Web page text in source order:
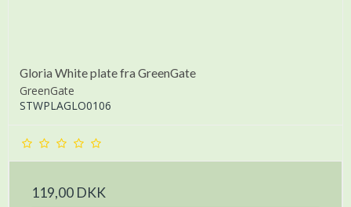
Gloria White plate fra GreenGate
GreenGate
STWPLAGLO0106
119,00 DKK